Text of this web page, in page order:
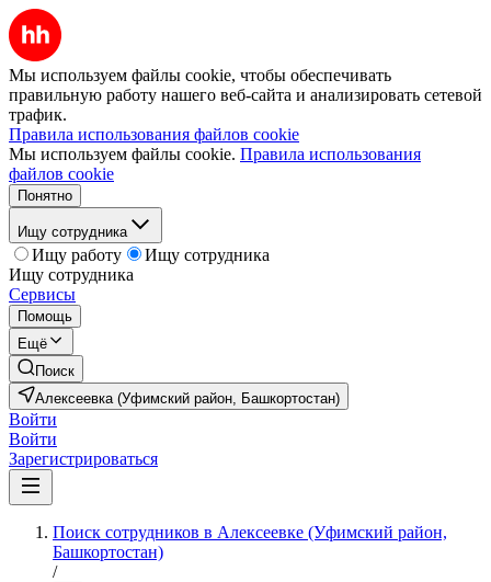
Мы используем файлы cookie, чтобы обеспечивать
правильную работу нашего веб-сайта и анализировать сетевой
трафик.
Правила использования файлов cookie
Мы используем файлы cookie. Правила использования
файлов cookie
Понятно
Ищу сотрудника
Ищу работу
Ищу сотрудника
Ищу сотрудника
Сервисы
Помощь
Ещё
Поиск
Алексеевка (Уфимский район, Башкортостан)
Войти
Войти
Зарегистрироваться
Поиск сотрудников в Алексеевке (Уфимский район,
Башкортостан)
/